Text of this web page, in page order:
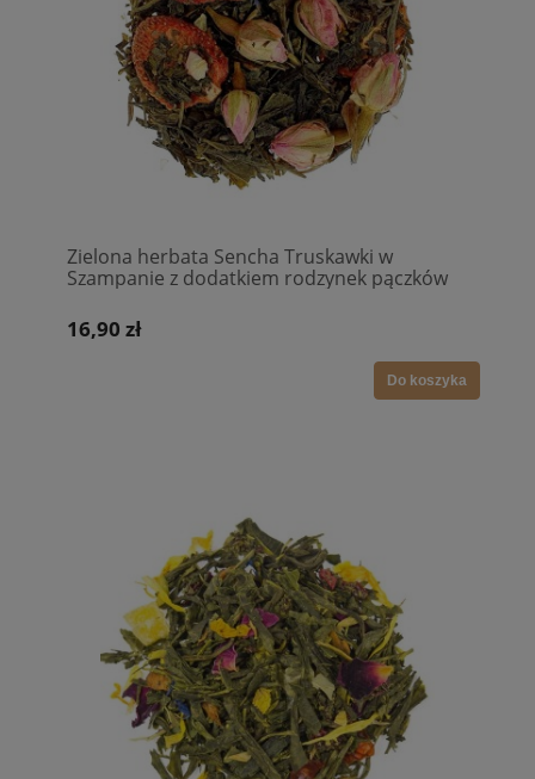
Zielona herbata Sencha Truskawki w
Szampanie z dodatkiem rodzynek pączków
16,90 zł
Do koszyka